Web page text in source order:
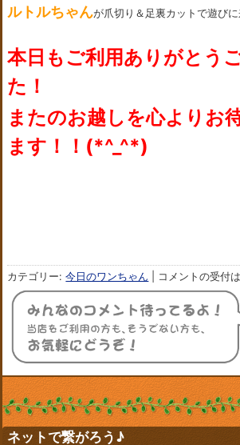
ルトルちゃんが爪切り＆足裏カットで遊びに
本日もご利用ありがとう
た！
またのお越しを心よりお
ます！！(*^_^*)
カテゴリー:今日のワンちゃん コメントの受付
ネットで繋がろう♪